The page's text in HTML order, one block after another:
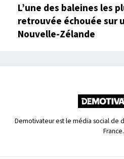
L’une des baleines les
retrouvée échouée sur
Nouvelle-Zélande
Demotivateur est le média social de
France.